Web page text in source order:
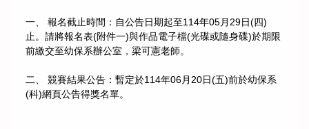
一、 報名截止時間：自公告日期起至114年05月29日(四)
止。請將報名表(附件一)與作品電子檔(光碟或隨身碟)於期限
前繳交至幼保系辦公室，梁可憲老師。
二、 競賽結果公告：暫定於114年06月20日(五)前於幼保系
(科)網頁公告得獎名單。